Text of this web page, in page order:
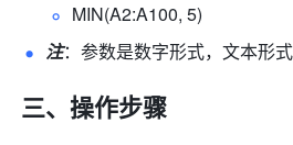
MIN(A2:A100, 5)
注：参数是数字形式，文本形
三、操作步骤